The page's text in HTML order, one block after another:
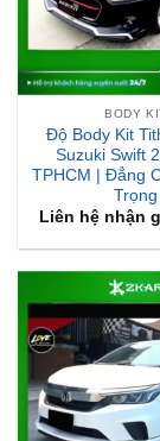
BODY
Độ Body Kit
Suzuki Swift
TPHCM | Đẳng
Trọng
Liên hệ nhận